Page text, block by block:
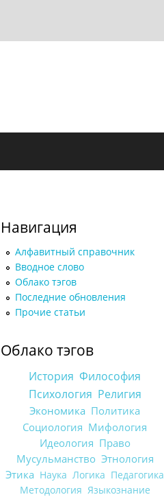
Навигация
Алфавитный справочник
Вводное слово
Облако тэгов
Последние обновления
Прочие статьи
Облако тэгов
История Философия
Психология Религия
Экономика Политика
Социология Мифология
Идеология Право
Мусульманство Этнология
Этика Наука Логика Педагогика
Методология Языкознание